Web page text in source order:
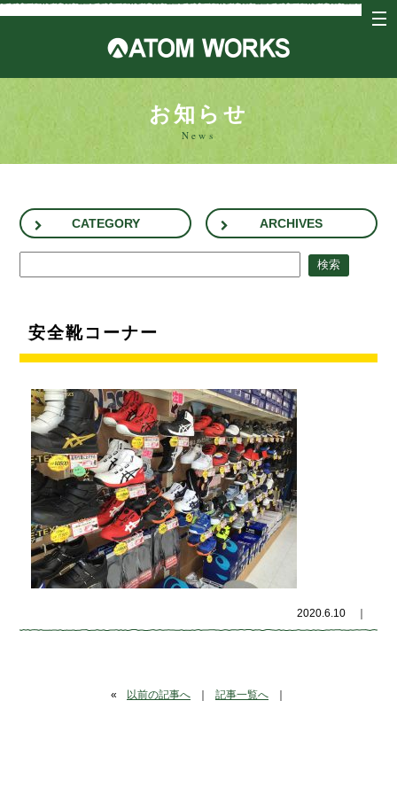
お知らせ
News
CATEGORY ARCHIVES
安全靴コーナー
2020.6.10｜
« 以前の記事へ 記事一覧へ